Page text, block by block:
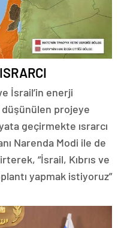
İsrail’in enerji
düşünülen projeye
geçirmekte ısrarcı
Narenda Modi ile de
“İsrail, Kıbrıs ve
yapmak istiyoruz”